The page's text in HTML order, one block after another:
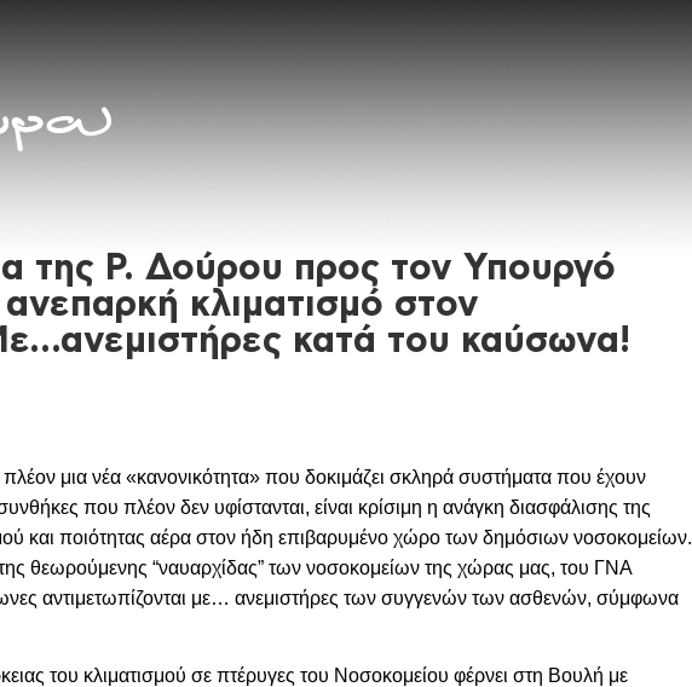
της Ρ. Δούρου προς τον Υπουργό
ανεπαρκή κλιματισμό στον
κατά του καύσωνα!
μια νέα «κανονικότητα» που δοκιμάζει σκληρά συστήματα που έχουν
που πλέον δεν υφίστανται, είναι κρίσιμη η ανάγκη διασφάλισης της
και ποιότητας αέρα στον ήδη επιβαρυμένο χώρο των δημόσιων νοσοκομείων.
θεωρούμενης “ναυαρχίδας” των νοσοκομείων της χώρας μας, του ΓΝΑ
αντιμετωπίζονται με… ανεμιστήρες των συγγενών των ασθενών, σύμφωνα
του κλιματισμού σε πτέρυγες του Νοσοκομείου φέρνει στη Βουλή με